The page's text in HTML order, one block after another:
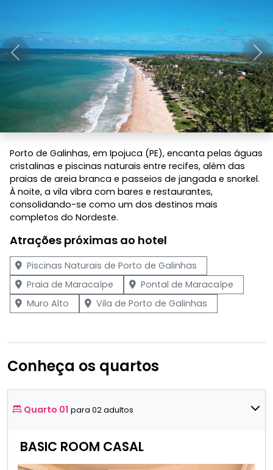
Anterior
Porto de Galinhas, em Ipojuca (PE), encanta pelas águas
cristalinas e piscinas naturais entre recifes, além das
praias de areia branca e passeios de jangada e snorkel.
À noite, a vila vibra com bares e restaurantes,
consolidando-se como um dos destinos mais
completos do Nordeste.
Atrações próximas ao hotel
Piscinas Naturais de Porto de Galinhas
Praia de Maracaípe
Pontal de Maracaípe
Muro Alto
Vila de Porto de Galinhas
Conheça os quartos
Quarto 01 para 02 adultos
BASIC ROOM CASAL